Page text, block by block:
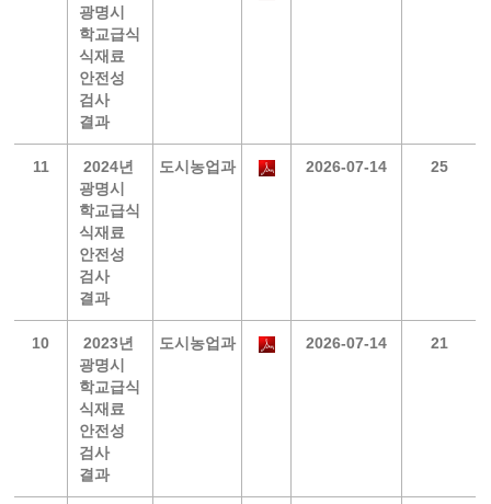
광명시
학교급식
식재료
안전성
검사
결과
11
2024년
광명시
학교급식
식재료
안전성
검사
결과
도시농업과 2026-07-14 25
10
2023년
광명시
학교급식
식재료
안전성
검사
결과
도시농업과 2026-07-14 21